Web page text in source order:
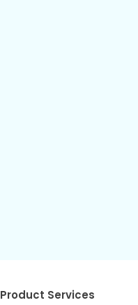
Product Services